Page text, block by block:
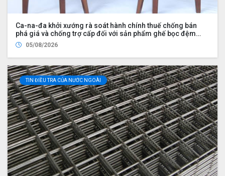
Ca-na-đa khởi xướng rà soát hành chính thuế chống bán
phá giá và chống trợ cấp đối với sản phẩm ghế bọc đệm
nhập khẩu từ Trung Quốc và Việt Nam, đồng thời nhập khẩu
từ Hoa Kỳ bởi Công ty Wayfair LLC (UDS 2026 UP2)
05/08/2026
TIN ĐIỀU TRA CỦA NƯỚC NGOÀI